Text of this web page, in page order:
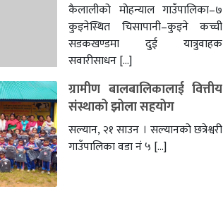
कैलालीको मोहन्याल गाउँपालिका–७
कुइनेस्थित चिसापानी–कुइने कच्ची
सडकखण्डमा दुई यात्रुवाहक
सवारीसाधन […]
ग्रामीण बालबालिकालाई वित्तीय
संस्थाको झोला सहयोग
सल्यान, २१ साउन । सल्यानको छत्रेश्वरी
गाउँपालिका वडा नं ५ […]